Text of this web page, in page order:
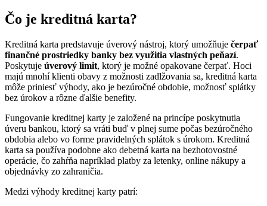
Čo je kreditná karta?
Kreditná karta predstavuje úverový nástroj, ktorý umožňuje čerpať
finančné prostriedky banky bez využitia vlastných peňazí.
Poskytuje úverový limit, ktorý je možné opakovane čerpať. Hoci
majú mnohí klienti obavy z možnosti zadlžovania sa, kreditná karta
môže priniesť výhody, ako je bezúročné obdobie, možnosť splátky
bez úrokov a rôzne ďalšie benefity.
Fungovanie kreditnej karty je založené na princípe poskytnutia
úveru bankou, ktorý sa vráti buď v plnej sume počas bezúročného
obdobia alebo vo forme pravidelných splátok s úrokom. Kreditná
karta sa používa podobne ako debetná karta na bezhotovostné
operácie, čo zahŕňa napríklad platby za letenky, online nákupy a
objednávky zo zahraničia.
Medzi výhody kreditnej karty patrí: